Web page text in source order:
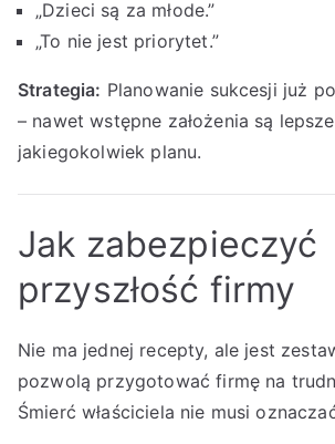
„Dzieci są za młode.”
„To nie jest priorytet.”
Strategia: Planowanie sukcesji już
– nawet wstępne założenia są
jakiegokolwiek planu.
Jak zabezpieczyć
przyszłość firmy
Nie ma jednej recepty, ale jest
pozwolą przygotować firmę na
Śmierć właściciela nie musi